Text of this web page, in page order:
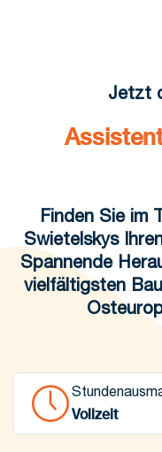
Jetzt
Finden Sie im
Swietelskys
Spannende
vielfältigsten
Vollzeit